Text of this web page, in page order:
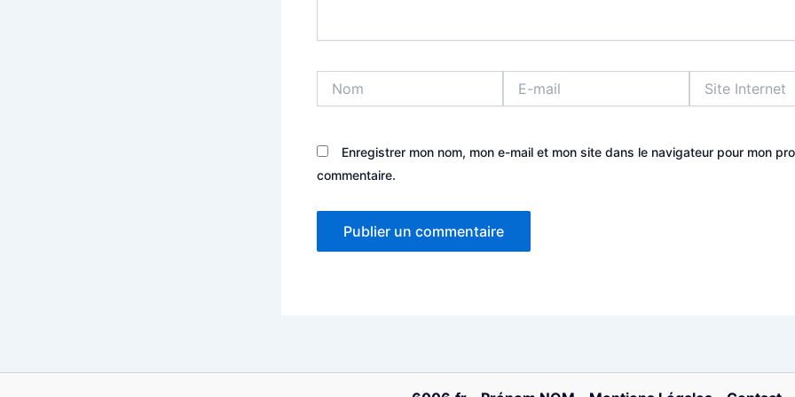
mail
Internet
Enregistrer mon nom, mon e-mail et mon site dans le navigateur pour mon
commentaire.